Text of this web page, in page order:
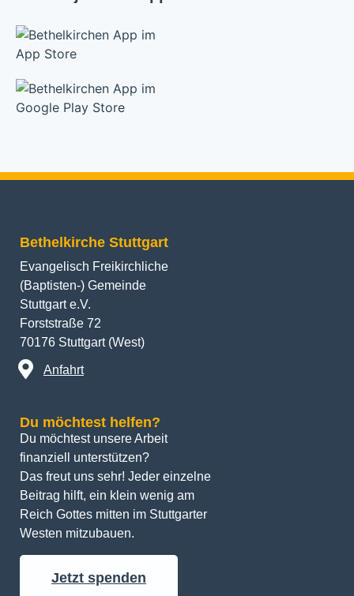
Bethelkirche Stuttgart
Evangelisch Freikirchliche
(Baptisten-) Gemeinde
Stuttgart e.V.
Forststraße 72
70176 Stuttgart (West)
Anfahrt
Du möchtest helfen?
Du möchtest unsere Arbeit
finanziell unterstützen?
Das freut uns sehr! Jeder einzelne
Beitrag hilft, ein klein wenig am
Reich Gottes mitten im Stuttgarter
Westen mitzubauen.
Jetzt spenden